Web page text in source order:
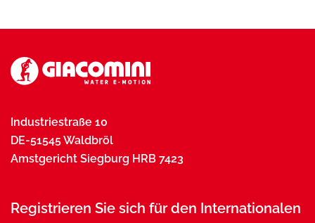
Industriestraße 10
DE-51545 Waldbröl
Amstgericht Siegburg HRB 7423
Registrieren Sie sich für den Internationalen